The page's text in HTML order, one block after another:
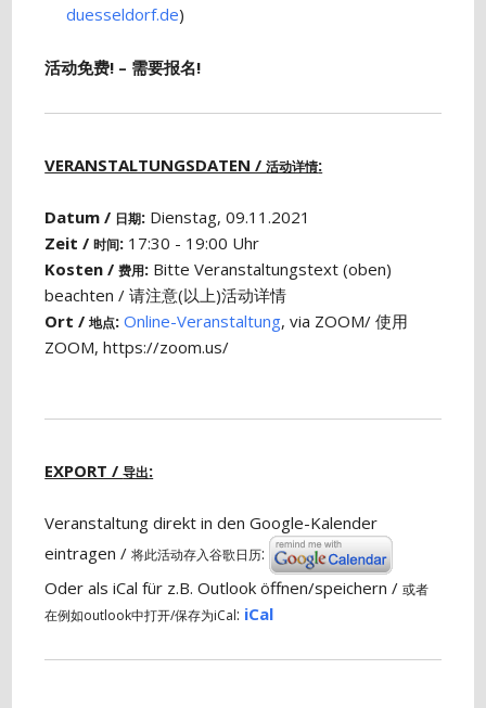
duesseldorf.de)
活动免费! – 需要报名!
VERANSTALTUNGSDATEN /活动详情:
Datum / 日期: Dienstag, 09.11.2021
Zeit /时间: 17:30 - 19:00 Uhr
Kosten /费用: Bitte Veranstaltungstext (oben)
beachten / 请注意(以上)活动详情
Ort /地点: Online-Veranstaltung, via ZOOM/ 使用
ZOOM, https://zoom.us/
EXPORT /导出:
Veranstaltung direkt in den Google-Kalender
eintragen /将此活动存入谷歌日历:
Oder als iCal für z.B. Outlook öffnen/speichern /或者
在例如outlook中打开/保存为iCal: iCal